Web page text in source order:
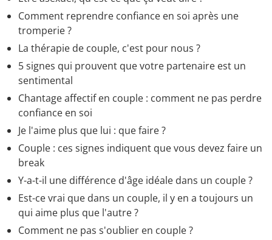
Comment reprendre confiance en soi après une
tromperie ?
La thérapie de couple, c'est pour nous ?
5 signes qui prouvent que votre partenaire est un
sentimental
Chantage affectif en couple : comment ne pas perdre
confiance en soi
Je l'aime plus que lui : que faire ?
Couple : ces signes indiquent que vous devez faire un
break
Y-a-t-il une différence d'âge idéale dans un couple ?
Est-ce vrai que dans un couple, il y en a toujours un
qui aime plus que l'autre ?
Comment ne pas s'oublier en couple ?